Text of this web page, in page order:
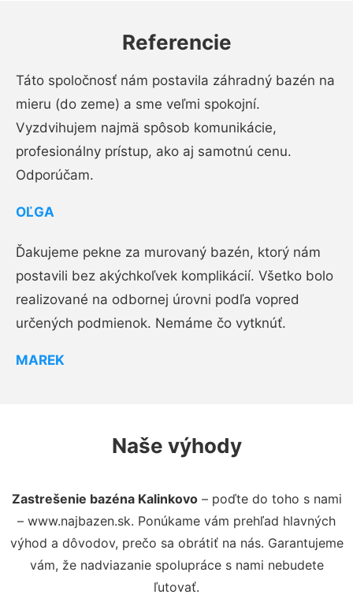
Referencie
Táto spoločnosť nám postavila záhradný bazén na
mieru (do zeme) a sme veľmi spokojní.
Vyzdvihujem najmä spôsob komunikácie,
profesionálny prístup, ako aj samotnú cenu.
Odporúčam.
OĽGA
Ďakujeme pekne za murovaný bazén, ktorý nám
postavili bez akýchkoľvek komplikácií. Všetko bolo
realizované na odbornej úrovni podľa vopred
určených podmienok. Nemáme čo vytknúť.
MAREK
Naše výhody
Zastrešenie bazéna Kalinkovo– poďte do toho s nami
– www.najbazen.sk. Ponúkame vám prehľad hlavných
výhod a dôvodov, prečo sa obrátiť na nás. Garantujeme
vám, že nadviazanie spolupráce s nami nebudete
ľutovať.